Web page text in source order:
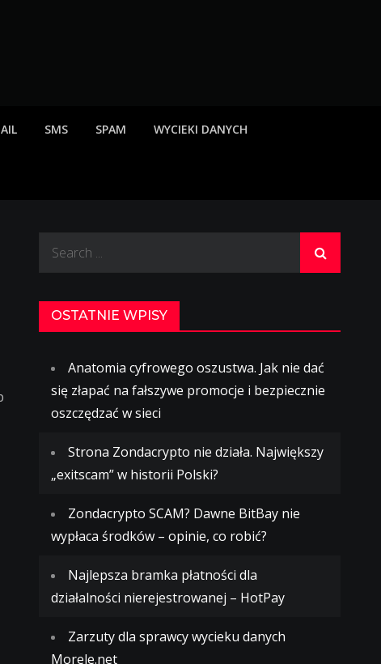
SMS SPAM WYCIEKI DANYCH
OSTATNIE WPISY
Anatomia cyfrowego oszustwa. Jak nie dać
się złapać na fałszywe promocje i bezpiecznie
oszczędzać w sieci
Strona Zondacrypto nie działa. Największy
„exitscam” w historii Polski?
Zondacrypto SCAM? Dawne BitBay nie
wypłaca środków – opinie, co robić?
Najlepsza bramka płatności dla
działalności nierejestrowanej – HotPay
Zarzuty dla sprawcy wycieku danych
Morele.net